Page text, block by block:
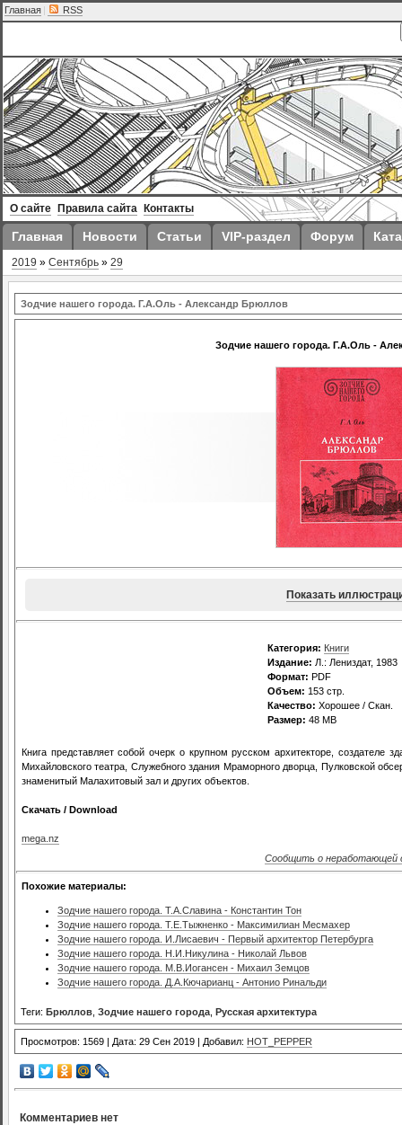
Главная | RSS
О сайте Правила сайта Контакты
Главная Новости Статьи VIP-раздел Форум
2019 » Сентябрь » 29
Зодчие нашего города. Г.А.Оль - Александр Брюллов
Зодчие нашего города. Г.А.Оль -
Показать
Категория: Книги
Издание: Л.: Лениздат, 1983
Формат: PDF
Объем: 153 стр.
Качество: Хорошее / Скан.
Размер: 48 MB
Книга представляет собой очерк о крупном русском архитекторе, создателе
Михайловского театра, Служебного здания Мраморного дворца, Пулковской
знаменитый Малахитовый зал и других объектов.
Скачать / Download
mega.nz
Сообщить о неработающей
Похожие материалы:
Зодчие нашего города. Т.А.Славина - Константин Тон
Зодчие нашего города. Т.Е.Тыжненко - Максимилиан Месмахер
Зодчие нашего города. И.Лисаевич - Первый архитектор Петербурга
Зодчие нашего города. Н.И.Никулина - Николай Львов
Зодчие нашего города. М.В.Иогансен - Михаил Земцов
Зодчие нашего города. Д.А.Кючарианц - Антонио Ринальди
Теги: Брюллов Зодчие нашего города Русская архитектура
Просмотров: 1569 | Дата: 29 Сен 2019 | Добавил: HOT_PEPPER
Комментариев нет